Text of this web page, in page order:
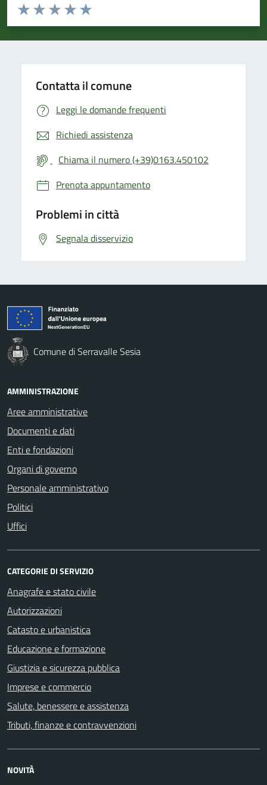
Valuta da 1 a 5 stelle la pagina
Valuta 5 stelle su 5
Valuta 4 stelle su 5
Valuta 3 stelle su 5
Valuta 2 stelle su 5
Valuta 1 stelle su 5
Contatta il comune
Leggi le domande frequenti
Richiedi assistenza
Chiama il numero (+39)0163.450102
Prenota appuntamento
Problemi in città
Segnala disservizio
Comune di Serravalle Sesia
AMMINISTRAZIONE
Aree amministrative
Documenti e dati
Enti e fondazioni
Organi di governo
Personale amministrativo
Politici
Uffici
CATEGORIE DI SERVIZIO
Anagrafe e stato civile
Autorizzazioni
Catasto e urbanistica
Educazione e formazione
Giustizia e sicurezza pubblica
Imprese e commercio
Salute, benessere e assistenza
Tributi, finanze e contravvenzioni
NOVITÀ